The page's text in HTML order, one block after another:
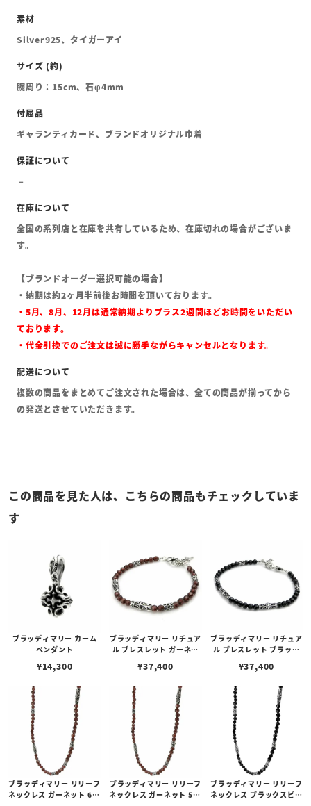
Silver925、タイガーアイ
腕周り：15cm、石φ4mm
ギャランティカード、ブランドオリジナル巾着
全国の系列店と在庫を共有しているため、在庫切れの場合がございま
す。
【ブランドオーダー選択可能の場合】
・納期は約2ヶ月半前後お時間を頂いております。
・5月、8月、12月は通常納期よりプラス2週間ほどお時間をいただい
ております。
・代金引換でのご注文は誠に勝手ながらキャンセルとなります。
複数の商品をまとめてご注文された場合は、全ての商品が揃ってから
の発送とさせていただきます。
この商品を見た人は、こちらの商品もチェックしていま
す
ブラッディマリー カーム
ペンダント
¥14,300
ブラッディマリー リチュア
ル ブレスレット ガーネッ
¥37,400
ブラッディマリー リチュア
ル ブレスレット ブラック
¥37,400
ブラッディマリー リリーフ
ネックレス ガーネット 60c
ブラッディマリー リリーフ
ネックレス ガーネット 50c
ブラッディマリー リリーフ
ネックレス ブラックスピネ